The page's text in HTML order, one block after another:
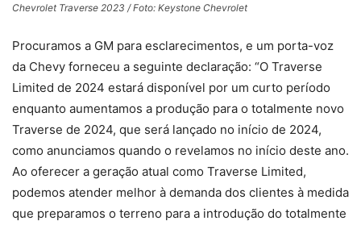
Chevrolet Traverse 2023 / Foto: Keystone Chevrolet
Procuramos a GM para esclarecimentos, e um porta-voz
da Chevy forneceu a seguinte declaração: “O Traverse
Limited de 2024 estará disponível por um curto período
enquanto aumentamos a produção para o totalmente novo
Traverse de 2024, que será lançado no início de 2024,
como anunciamos quando o revelamos no início deste ano.
Ao oferecer a geração atual como Traverse Limited,
podemos atender melhor à demanda dos clientes à medida
que preparamos o terreno para a introdução do totalmente